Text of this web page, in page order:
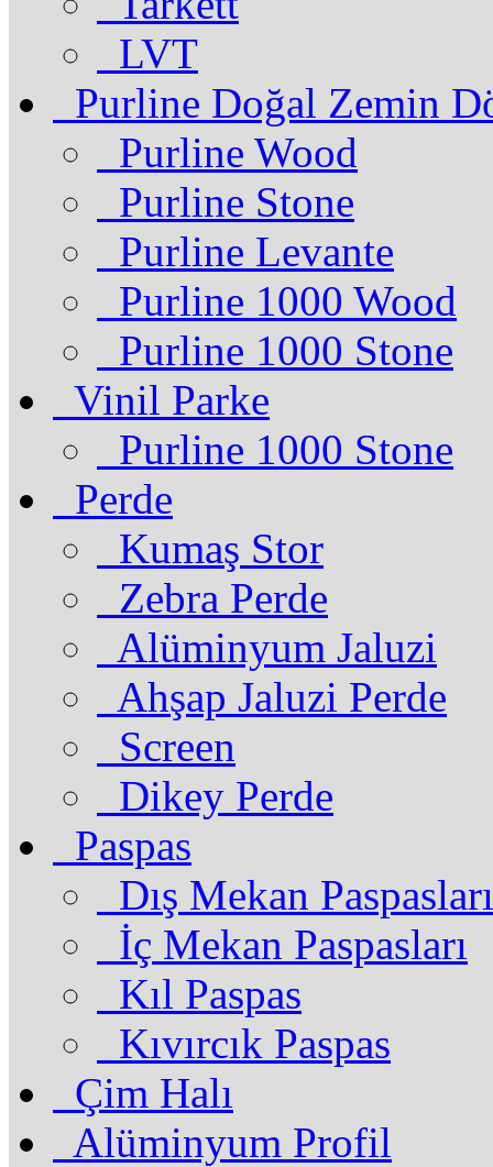
LVT
Purline Doğal Zemin
Purline Wood
Purline Stone
Purline Levante
Purline 1000 Wood
Purline 1000 Stone
Vinil Parke
Purline 1000 Stone
Perde
Kumaş Stor
Zebra Perde
Alüminyum Jaluzi
Ahşap Jaluzi Perde
Screen
Dikey Perde
Paspas
Dış Mekan Paspasları
İç Mekan Paspasları
Kıl Paspas
Kıvırcık Paspas
Çim Halı
Alüminyum Profil